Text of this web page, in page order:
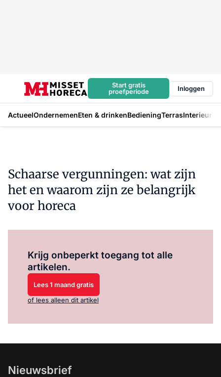
Start gratis
proefperiode
Inloggen
ActueelOndernemenEten & drinkenBedieningTerrasInterieur
Schaarse vergunningen: wat zijn
het en waarom zijn ze belangrijk
voor horeca
Krijg onbeperkt toegang tot alle
artikelen.
Lees 1 maand gratis
of lees alleen dit artikel
Nieuwsbrief